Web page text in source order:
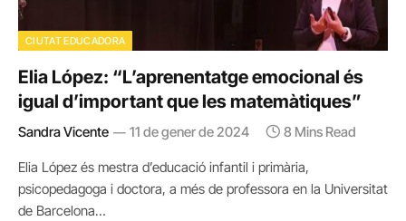
CIUTAT EDUCADORA
Elia López: “L’aprenentatge emocional és
igual d’important que les matemàtiques”
Sandra Vicente 11 de gener de 2024 8 Mins Read
Elia López és mestra d’educació infantil i primària,
psicopedagoga i doctora, a més de professora en la Universitat
de Barcelona…